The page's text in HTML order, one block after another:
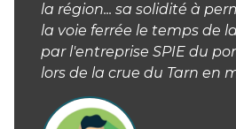
la région... sa solidité à
la voie ferrée le temps de
par l'entreprise SPIE du
lors de la crue du Tarn en